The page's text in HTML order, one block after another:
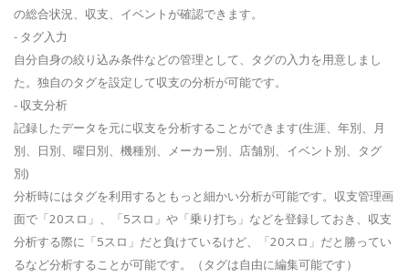
の総合状況、収支、イベントが確認できます。
- タグ入力
自分自身の絞り込み条件などの管理として、タグの入力を用意しまし
た。独自のタグを設定して収支の分析が可能です。
- 収支分析
記録したデータを元に収支を分析することができます(生涯、年別、月
別、日別、曜日別、機種別、メーカー別、店舗別、イベント別、タグ
別)
分析時にはタグを利用するともっと細かい分析が可能です。収支管理画
面で「20スロ」、「5スロ」や「乗り打ち」などを登録しておき、収支
分析する際に「5スロ」だと負けているけど、「20スロ」だと勝ってい
るなど分析することが可能です。（タグは自由に編集可能です）